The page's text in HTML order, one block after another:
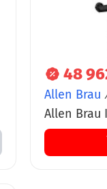
48
Allen Brau
Allen Brau
матовый